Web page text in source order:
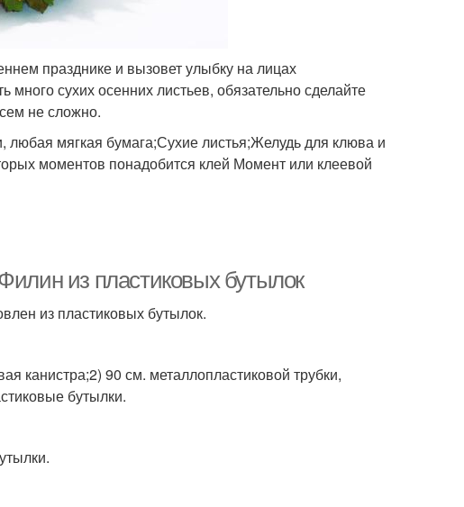
празднике и вызовет улыбку на лицах
много сухих осенних листьев, обязательно сделайте
не сложно.
мягкая бумага;Сухие листья;Желудь для клюва и
моментов понадобится клей Момент или клеевой
из пластиковых бутылок
из пластиковых бутылок.
канистра;2) 90 см. металлопластиковой трубки,
бутылки.